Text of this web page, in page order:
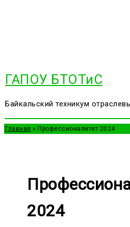
ГАПОУ БТОТиС
Байкальский техникум
Главная Профессионалитет 2024
2024